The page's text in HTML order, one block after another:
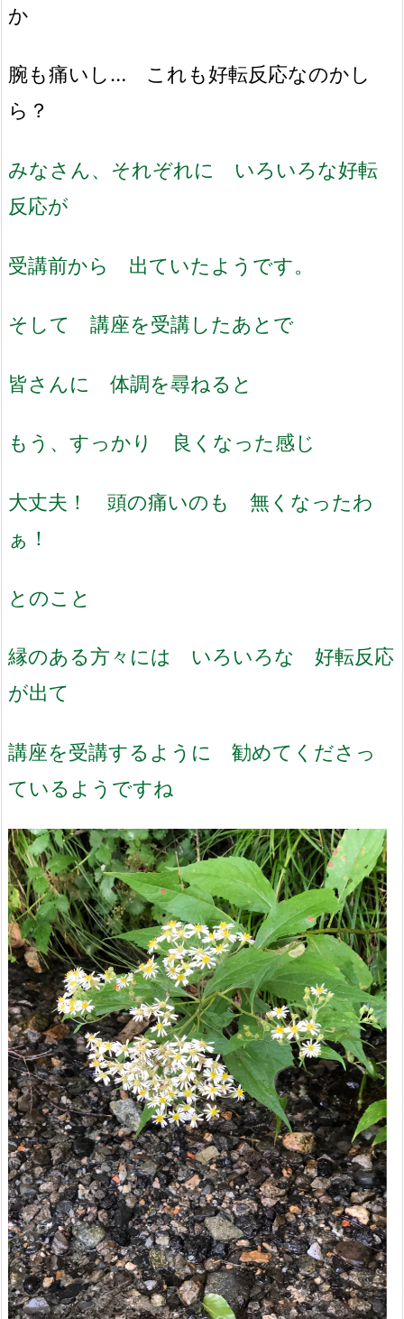
か
腕も痛いし… これも好転反応なのかし
ら？
みなさん、それぞれに いろいろな好転
反応が
受講前から 出ていたようです。
そして 講座を受講したあとで
皆さんに 体調を尋ねると
もう、すっかり 良くなった感じ
大丈夫！ 頭の痛いのも 無くなったわ
ぁ！
とのこと
縁のある方々には いろいろな 好転反応
が出て
講座を受講するように 勧めてくださっ
ているようですね